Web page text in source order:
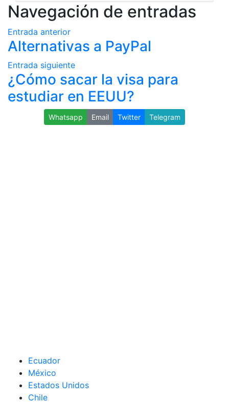
Navegación de entradas
Entrada anterior
Alternativas a PayPal
Entrada siguiente
¿Cómo sacar la visa para
estudiar en EEUU?
Whatsapp Email Twitter Telegram
Ecuador
México
Estados Unidos
Chile